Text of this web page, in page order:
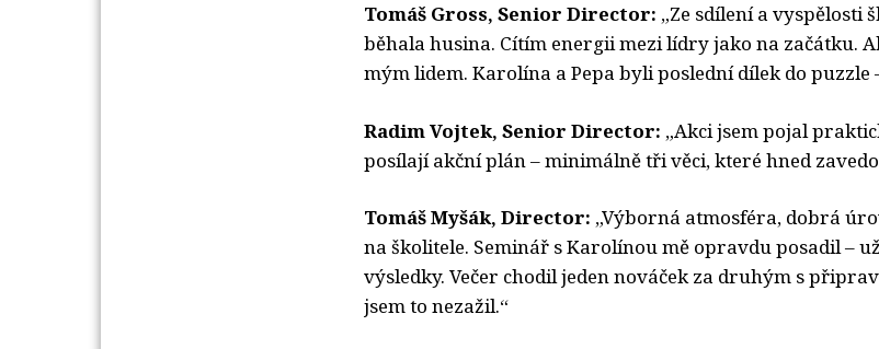
Tomáš Gross, Senior Director: „Ze sdílení a vyspělosti
běhala husina. Cítím energii mezi lídry jako na začátku.
mým lidem. Karolína a Pepa byli poslední dílek do puzzle
Radim Vojtek, Senior Director: „Akci jsem pojal
posílají akční plán – minimálně tři věci, které hned
Tomáš Myšák, Director: „Výborná atmosféra, dobrá
na školitele. Seminář s Karolínou mě opravdu posadil –
výsledky. Večer chodil jeden nováček za druhým s
jsem to nezažil.“